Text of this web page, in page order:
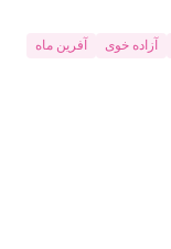
آزاده خوی آفرین ماه